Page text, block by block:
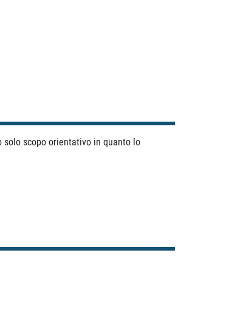
scopo orientativo in quanto lo